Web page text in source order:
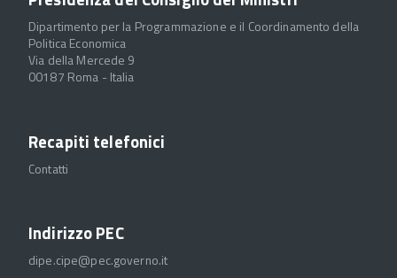
Dipartimento per la Programmazione e il Coordinamento della
Politica Economica
Via della Mercede 9
00187 Roma - Italia
Recapiti telefonici
Contatti
Indirizzo PEC
dipe.cipe@pec.governo.it